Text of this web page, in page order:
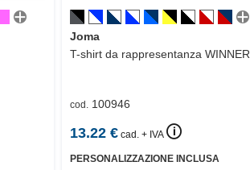
Joma
T-shirt da rappresentanza WINNER
cod. 100946
13.22 € cad. + IVA 🛈
PERSONALIZZAZIONE INCLUSA